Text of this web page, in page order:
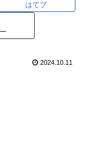
はてブ
2024.10.11